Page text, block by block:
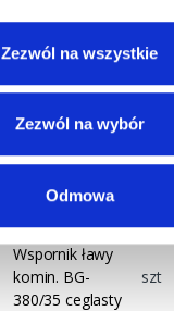
Zezwól na wszystkie
Zezwól na wybór
Odmowa
komin. BG-
380/35 brązowy
szt
Wspornik ławy
380/35
Wspornik ławy
komin. BG-
380/35 ceglasty
szt